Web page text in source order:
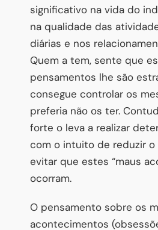
significativo na vida do
na qualidade das
diárias e nos
Quem a tem, sente que
pensamentos lhe são
consegue controlar os
preferia não os ter.
forte o leva a realizar
com o intuito de reduzir
evitar que estes “maus
ocorram.
O pensamento sobre os
acontecimentos